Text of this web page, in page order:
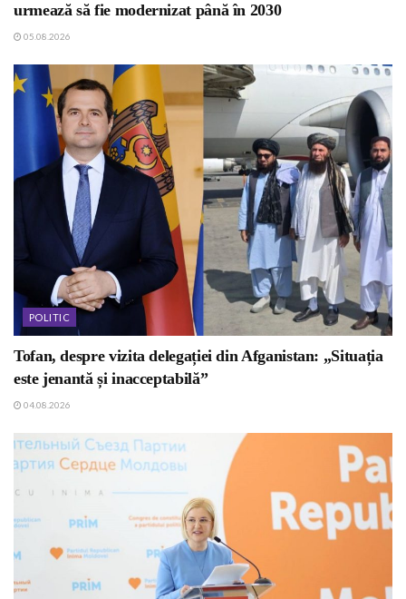
urmează să fie modernizat până în 2030
05.08.2026
POLITIC
Tofan, despre vizita delegației din Afganistan: „Situația
este jenantă și inacceptabilă”
04.08.2026